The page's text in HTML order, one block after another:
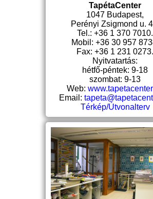
TapétaCenter
1047 Budapest,
Perényi Zsigmond u.
Tel.: +36 1 370 7010.
Mobil: +36 30 957
Fax: +36 1 231 0273.
Nyitvatartás:
hétfő-péntek: 9-18
szombat: 9-13
Web:
Email:
Térkép/Útvonalterv